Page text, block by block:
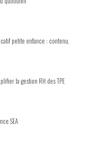
petite enfance : contenu,
la gestion RH des TPE
SEA